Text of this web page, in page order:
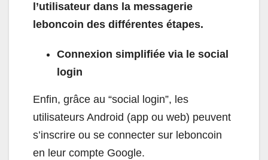
l’utilisateur dans la messagerie
leboncoin des différentes étapes.
Connexion simplifiée via le social
login
Enfin, grâce au “social login”, les
utilisateurs Android (app ou web) peuvent
s’inscrire ou se connecter sur leboncoin
en leur compte Google.